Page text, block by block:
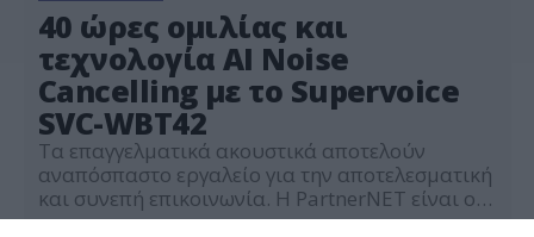
40 ώρες ομιλίας και
τεχνολογία AI Noise
Cancelling με το Supervoice
SVC-WBT42
Tα επαγγελματικά ακουστικά αποτελούν
αναπόσπαστο εργαλείο για την αποτελεσματική
και συνεπή επικοινωνία. Η PartnerNET είναι ο
αποκλειστικός διανομέας των προηγμένων